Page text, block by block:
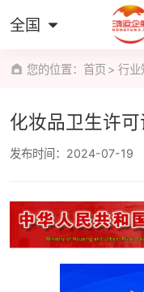
全国
您的位置：首页 行业
化妆品卫生许
发布时间：2024-07-19